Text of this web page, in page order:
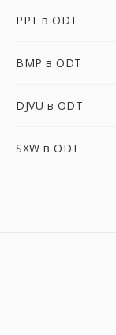
PPT в ODT
BMP в ODT
DJVU в ODT
SXW в ODT